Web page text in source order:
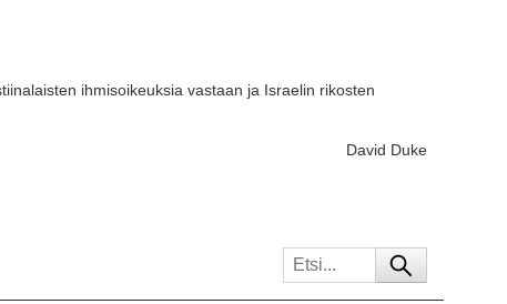
ihmisoikeuksia vastaan ja Israelin rikosten
David Duke